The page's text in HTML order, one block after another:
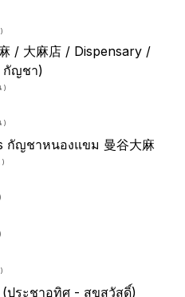
/ 大麻店 / Dispensary /
กัญชา)
)
)
กัญชาหนองแขม 曼谷大麻
)
(ประชาอุทิศ - สุขสวัสดิ์)